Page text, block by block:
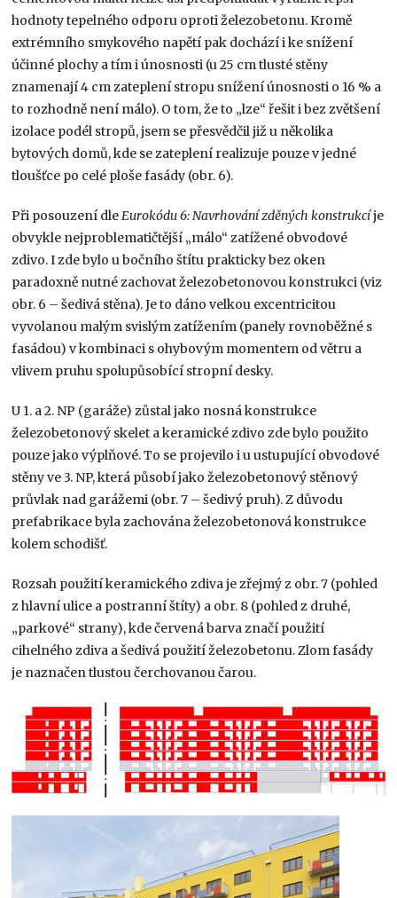
hodnoty tepelného odporu oproti železobetonu. Kromě
extrémního smykového napětí pak dochází i ke snížení
účinné plochy a tím i únosnosti (u 25 cm tlusté stěny
znamenají 4 cm zateplení stropu snížení únosnosti o 16 % a
to rozhodně není málo). O tom, že to „lze“ řešit i bez zvětšení
izolace podél stropů, jsem se přesvědčil již u několika
bytových domů, kde se zateplení realizuje pouze v jedné
tloušťce po celé ploše fasády (obr. 6).
Při posouzení dle Eurokódu 6: Navrhování zděných konstrukcíje
obvykle nejproblematičtější „málo“ zatížené obvodové
zdivo. I zde bylo u bočního štítu prakticky bez oken
paradoxně nutné zachovat železobetonovou konstrukci (viz
obr. 6 – šedivá stěna). Je to dáno velkou excentricitou
vyvolanou malým svislým zatížením (panely rovnoběžné s
fasádou) v kombinaci s ohybovým momentem od větru a
vlivem pruhu spolupůsobící stropní desky.
U 1. a 2. NP (garáže) zůstal jako nosná konstrukce
železobetonový skelet a keramické zdivo zde bylo použito
pouze jako výplňové. To se projevilo i u ustupující obvodové
stěny ve 3. NP, která působí jako železobetonový stěnový
průvlak nad garážemi (obr. 7 – šedivý pruh). Z důvodu
prefabrikace byla zachována železobetonová konstrukce
kolem schodišť.
Rozsah použití keramického zdiva je zřejmý z obr. 7 (pohled
z hlavní ulice a postranní štíty) a obr. 8 (pohled z druhé,
„parkové“ strany), kde červená barva značí použití
cihelného zdiva a šedivá použití železobetonu. Zlom fasády
je naznačen tlustou čerchovanou čarou.